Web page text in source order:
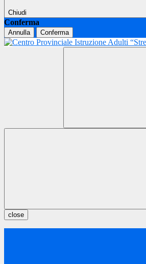
Chiudi
Conferma
Annulla Conferma
close